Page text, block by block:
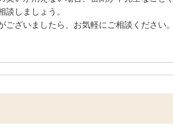
しましょう。
ざいましたら、お気軽にご相談ください。